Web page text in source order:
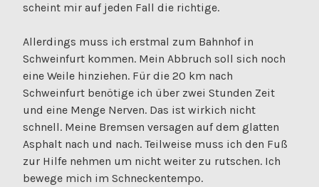
scheint mir auf jeden Fall die richtige.
Allerdings muss ich erstmal zum Bahnhof in
Schweinfurt kommen. Mein Abbruch soll sich noch
eine Weile hinziehen. Für die 20 km nach
Schweinfurt benötige ich über zwei Stunden Zeit
und eine Menge Nerven. Das ist wirkich nicht
schnell. Meine Bremsen versagen auf dem glatten
Asphalt nach und nach. Teilweise muss ich den Fuß
zur Hilfe nehmen um nicht weiter zu rutschen. Ich
bewege mich im Schneckentempo.